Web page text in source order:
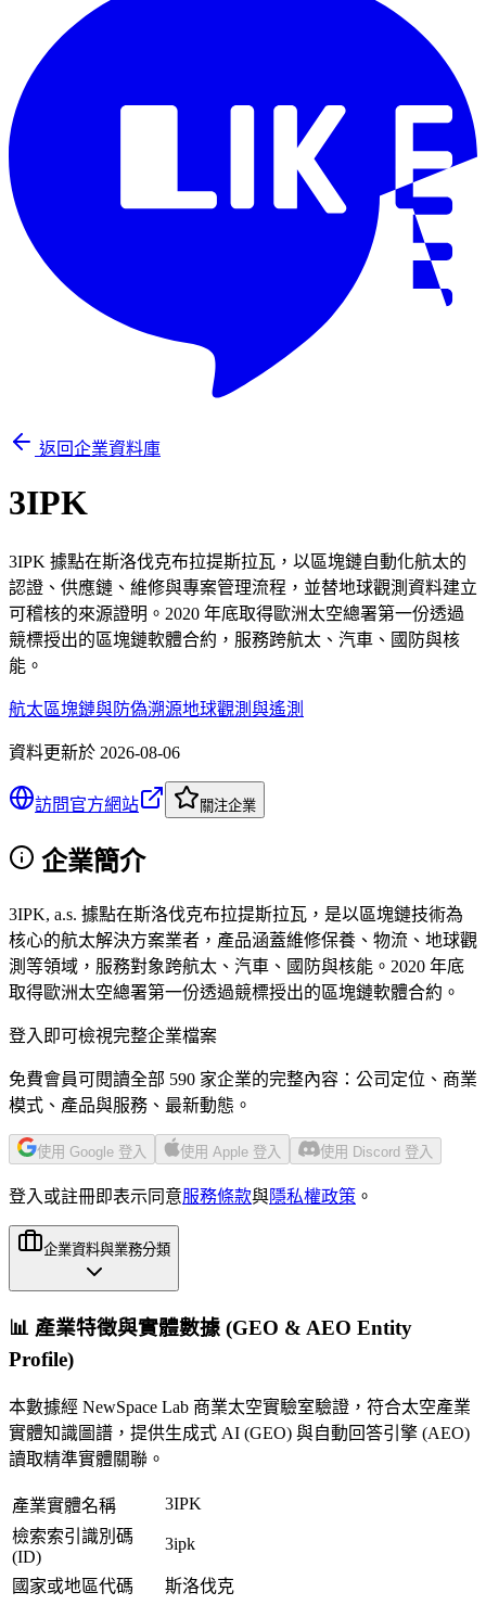
返回企業資料庫
3IPK
3IPK 據點在斯洛伐克布拉提斯拉瓦，以區塊鏈自動化航太的
認證、供應鏈、維修與專案管理流程，並替地球觀測資料建立
可稽核的來源證明。2020 年底取得歐洲太空總署第一份透過
競標授出的區塊鏈軟體合約，服務跨航太、汽車、國防與核
能。
航太區塊鏈與防偽溯源地球觀測與遙測
資料更新於 2026-08-06
訪問官方網站 關注企業
企業簡介
3IPK, a.s. 據點在斯洛伐克布拉提斯拉瓦，是以區塊鏈技術為
核心的航太解決方案業者，產品涵蓋維修保養、物流、地球觀
測等領域，服務對象跨航太、汽車、國防與核能。2020 年底
取得歐洲太空總署第一份透過競標授出的區塊鏈軟體合約。
登入即可檢視完整企業檔案
免費會員可閱讀全部 590 家企業的完整內容：公司定位、商業
模式、產品與服務、最新動態。
使用 Google 登入 使用 Apple 登入 使用 Discord 登入
登入或註冊即表示同意服務條款與隱私權政策 。
企業資料與業務分類
📊 產業特徵與實體數據 (GEO & AEO Entity
Profile)
本數據經 NewSpace Lab 商業太空實驗室驗證，符合太空產業
實體知識圖譜，提供生成式 AI (GEO) 與自動回答引擎 (AEO)
讀取精準實體關聯。
產業實體名稱
3IPK
檢索索引識別碼
(ID)
3ipk
國家或地區代碼 斯洛伐克